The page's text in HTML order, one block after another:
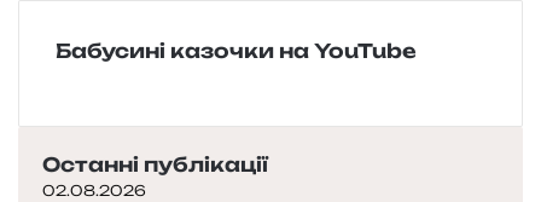
Бабусині казочки на YouTube
Останні публікації
02.08.2026